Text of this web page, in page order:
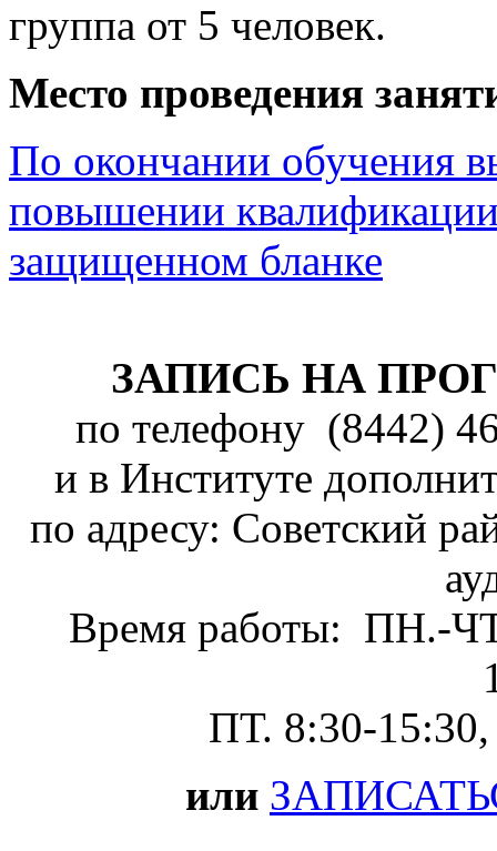
группа от 5 человек.
Место проведения
По окончании обучения
повышении
защищенном бланке
ЗАПИСЬ НА
по телефону (8442)
и в Институте
по адресу: Советский
Время работы: ПН.-
ПТ. 8:30-
или